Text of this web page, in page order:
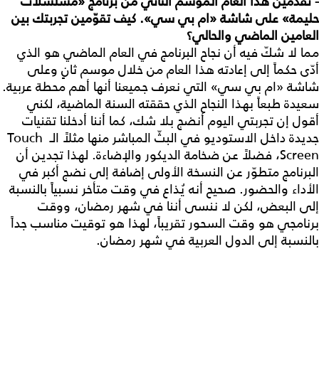
حليمة» على شاشة «ام بي سي». كيف تقوّمين تجربتك بين
العامين الماضي والحالي؟
مما لا شكّ فيه أن نجاح البرنامج في العام الماضي هو الذي
أدّى حكماً إلى إعادته هذا العام من خلال موسم ثانٍ وعلى
شاشة «ام بي سي» التي نعرف جميعنا أنها أهم محطة عربية.
سعيدة طبعاً بهذا النجاح الذي حققته السنة الماضية، لكني
أقول إن تجربتي اليوم أنضج بلا شك، كما أننا أدخلنا تقنيات
جديدة داخل الاستوديو في البثّ المباشر منها مثلاً الـ Touch
Screen، فضلاً عن ضخامة الديكور والإضاءة. لهذا تجدين أن
البرنامج متطوّر عن النسخة الأولى إضافة إلى نضج أكبر في
الأداء والحضور. صحيح أنه يُذاع في وقت متأخر نسبياً بالنسبة
إلى البعض، لكن لا ننسى أننا في شهر رمضان، ووقت
برنامجي هو وقت السحور تقريباً، لهذا هو توقيت مناسب جداً
بالنسبة إلى الدول العربية في شهر رمضان.